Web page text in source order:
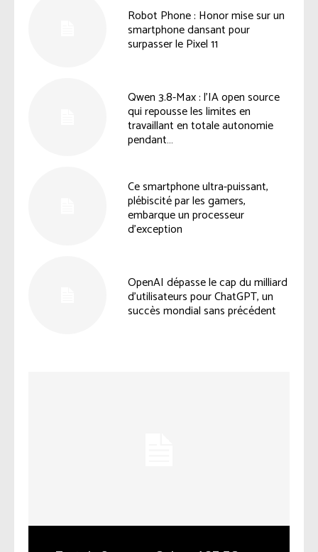
Robot Phone : Honor mise sur un
smartphone dansant pour
surpasser le Pixel 11
Qwen 3.8-Max : l’IA open source
qui repousse les limites en
travaillant en totale autonomie
pendant…
Ce smartphone ultra-puissant,
plébiscité par les gamers,
embarque un processeur
d’exception
OpenAI dépasse le cap du milliard
d’utilisateurs pour ChatGPT, un
succès mondial sans précédent